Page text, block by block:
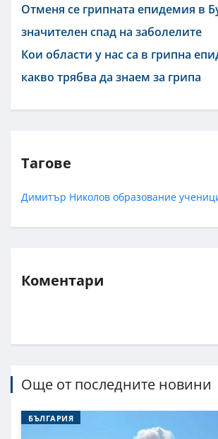
Отменя се грипната епидемия в
значителен спад на заболелите
Кои области у нас са в грипна
какво трябва да знаем за грипа
Тагове
Димитър Николов образование
Коментари
Още от последните новини
БЪЛГАРИЯ